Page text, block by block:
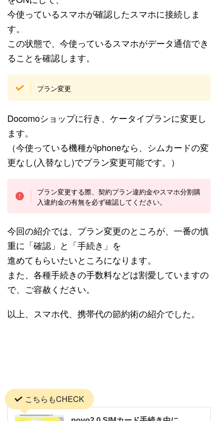
今使っているスマホが確認したスマホに接続しま
す。
この状態で、今使っているスマホがデータ通信でき
ることを確認します。
プラン変更
Docomoショップに行き、ケータイプランに変更し
ます。
（今使っている機種がiphoneなら、シムカードの変
更なし(入替なし)でプラン変更可能です。）
プラン変更する際、契約プラン違約金やスマホ分割購
入違約金の有無を必ず確認してください。
今回の紹介では、プラン変更のところが、一番の慎
重に「確認」と「手続き」を
進めてもらいたいところになります。
また、各種手続きの手数料などは割愛していますの
で、ご容赦ください。
以上、スマホ代、携帯代の節約術の紹介でした。
こちらもCHECK